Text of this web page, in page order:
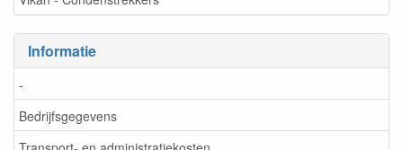
Informatie
-
Bedrijfsgegevens